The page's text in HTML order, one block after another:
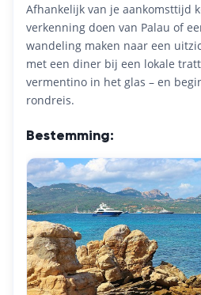
Afhankelijk van je aankomsttijd
verkenning doen van Palau of
wandeling maken naar een
met een diner bij een lokale
vermentino in het glas – en
rondreis.
Bestemming: